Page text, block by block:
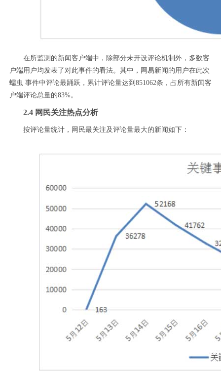
在所监测的新闻客户端中，除部分未开设评论机制外，多数客
户端用户均发表了对此事件的看法。其中，网易新闻的用户在此次
蠕虫 事件中评论最踊跃，累计评论量达到851062条，占所有新闻客
户端评论总量的83%。
2.4 网民关注热点分析
按评论量统计，网民最关注及评论量最大的新闻如下：